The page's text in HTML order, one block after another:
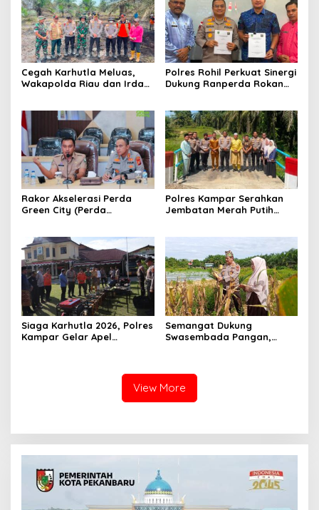
Cegah Karhutla Meluas,
Wakapolda Riau dan Irdam
Limau Kapas
Polres Rohil Perkuat Sinergi
Dukung Ranperda Rokan
Rakor Akselerasi Perda
Green City (Perda
Lingkungan Hidup Kota
Pekanbaru dan Tim Pakar
Polres Kampar Serahkan
Jembatan Merah Putih
Siaga Karhutla 2026, Polres
Kampar Gelar Apel
Semangat Dukung
Swasembada Pangan,
View More